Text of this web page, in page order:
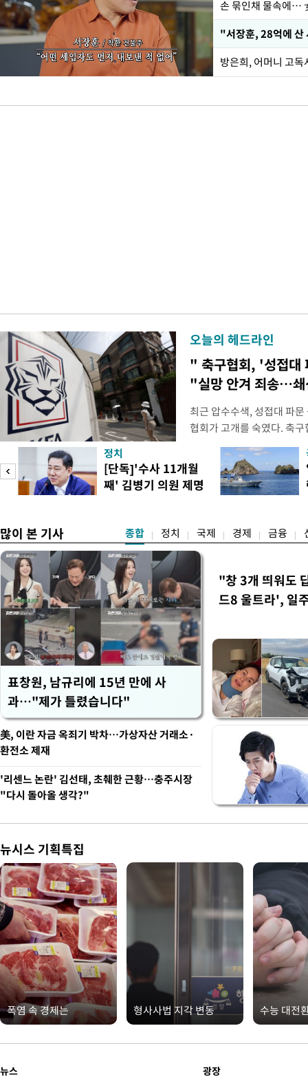
손 묶인채 물속에…
"서장훈, 28억에 산
방은희, 어머니 고
오늘의 헤드라인
" 축구협회, '성접대
"실망 안겨 죄송…
최근 압수수색, 성접대 파
협회가 고개를 숙였다. 축
관계자 여러분께 드리는
다. 축구협회는 최근 2026
컵 조별리그 탈락과 관련해
회에서 질타를 받은 데 이
정치
[단독]'수사 11개월
째' 김병기 의원 제명
많이 본 기사 종합 정치 국제 경제 금융
표창원, 남규리에 15년 만에 사
과…"제가 틀렸습니다"
"창 3개 띄워도
드8 울트라', 일
美, 이란 자금 옥죄기 박차…가상자산 거래소·
환전소 제재
'리센느 논란' 김선태, 초췌한 근황…충주시장
"다시 돌아올 생각?"
뉴시스 기획특집
폭염 속 경제는 형사사법 지각 변동 수능 대전
뉴스 광장